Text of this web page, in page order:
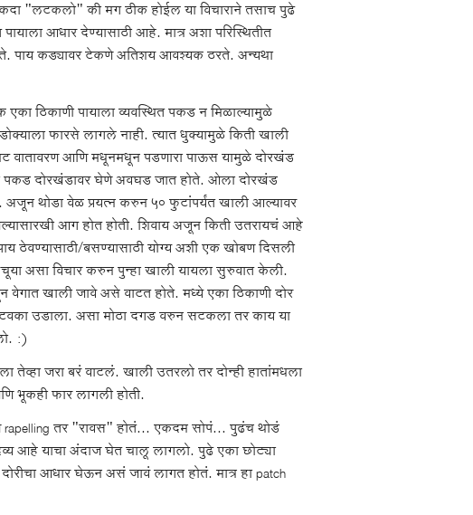
"लटकलो" की मग ठीक होईल या विचाराने तसाच पुढे
आधार देण्यासाठी आहे. मात्र अशा परिस्थितीत
पाय कड्यावर टेकणे अतिशय आवश्यक ठरते. अन्यथा
ठिकाणी पायाला व्यवस्थित पकड न मिळाल्यामुळे
फारसे लागले नाही. त्यात धुक्यामुळे किती खाली
आणि मधूनमधून पडणारा पाऊस यामुळे दोरखंड
पकड दोरखंडावर घेणे अवघड जात होते. ओला दोरखंड
थोडा वेळ प्रयत्न करुन ५० फुटांपर्यंत खाली आल्यावर
आग होत होती. शिवाय अजून किती उतरायचं आहे
ठेवण्यासाठी/बसण्यासाठी योग्य अशी एक खोबण दिसली
असा विचार करुन पुन्हा खाली यायला सुरुवात केली.
वेगात खाली जावे असे वाटत होते. मध्ये एका ठिकाणी दोर
उडाला. असा मोठा दगड वरुन सटकला तर काय या
:)
तेव्हा जरा बरं वाटलं. खाली उतरलो तर दोन्ही हातांमधला
भूकही फार लागली होती.
तर "रावस" होतं... एकदम सोपं... पुढंच थोडं
आहे याचा अंदाज घेत चालू लागलो. पुढे एका छोट्या
आधार घेऊन असं जावं लागत होतं. मात्र हा patch